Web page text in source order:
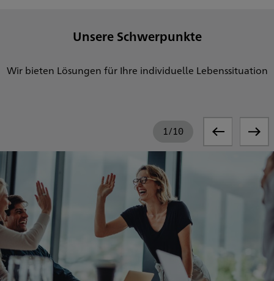
Unsere Schwerpunkte
Wir bieten Lösungen für Ihre individuelle Lebenssituation
1/10